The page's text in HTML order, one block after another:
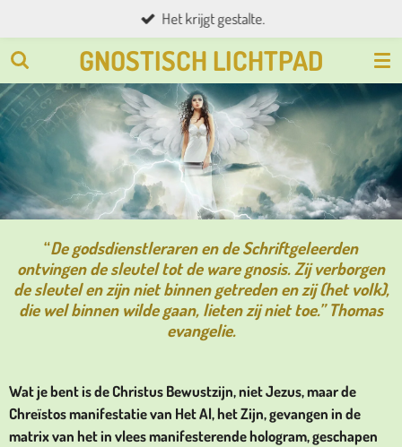
direct
naar
de
hoofdinhoud
GNOSTISCH LICHTPAD
Het krijgt gestalte.
“De godsdienstleraren en de Schriftgeleerden
ontvingen de sleutel tot de ware gnosis. Zij verborgen
de sleutel en zijn niet binnen getreden en zij (het volk),
die wel binnen wilde gaan, lieten zij niet toe.” Thomas
evangelie.
Wat je bent is de Christus Bewustzijn, niet Jezus, maar de
Chreïstos manifestatie van Het Al, het Zijn, gevangen in de
matrix van het in vlees manifesterende hologram, geschapen